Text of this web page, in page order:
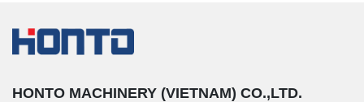
HONTO MACHINERY (VIETNAM) CO.,LTD.